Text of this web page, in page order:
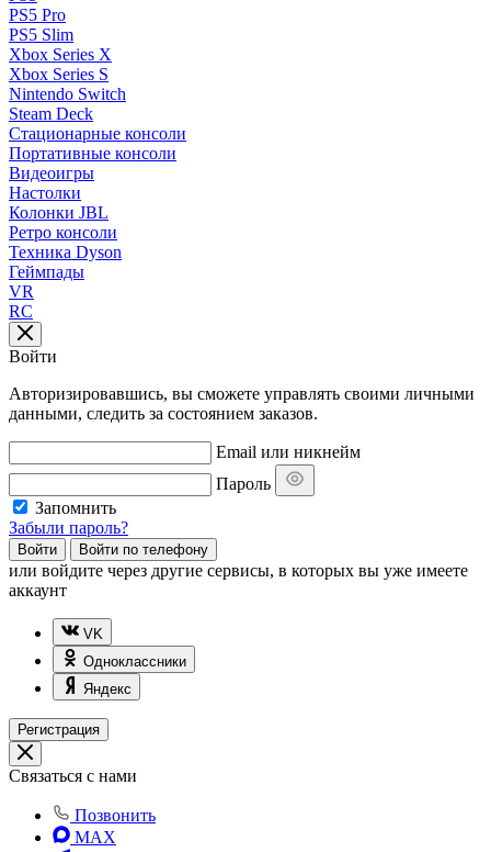
PS5 Pro
PS5 Slim
Xbox Series X
Xbox Series S
Nintendo Switch
Steam Deck
Стационарные консоли
Портативные консоли
Видеоигры
Настолки
Колонки JBL
Ретро консоли
Техника Dyson
Геймпады
VR
RC
Войти
Авторизировавшись, вы сможете управлять своими личными
данными, следить за состоянием заказов.
Email или никнейм
Пароль
Запомнить
Забыли пароль?
Войти Войти по телефону
или войдите через другие сервисы, в которых вы уже имеете
аккаунт
VK
Одноклассники
Яндекс
Регистрация
Связаться с нами
Позвонить
MAX